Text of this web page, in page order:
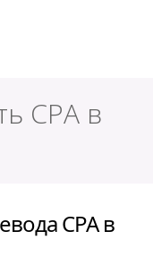
CPA в
CPA в